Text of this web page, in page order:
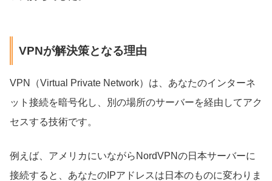
VPNが解決策となる理由
VPN（Virtual Private Network）は、あなたのインターネ
ット接続を暗号化し、別の場所のサーバーを経由してアク
セスする技術です。
例えば、アメリカにいながらNordVPNの日本サーバーに
接続すると、あなたのIPアドレスは日本のものに変わりま